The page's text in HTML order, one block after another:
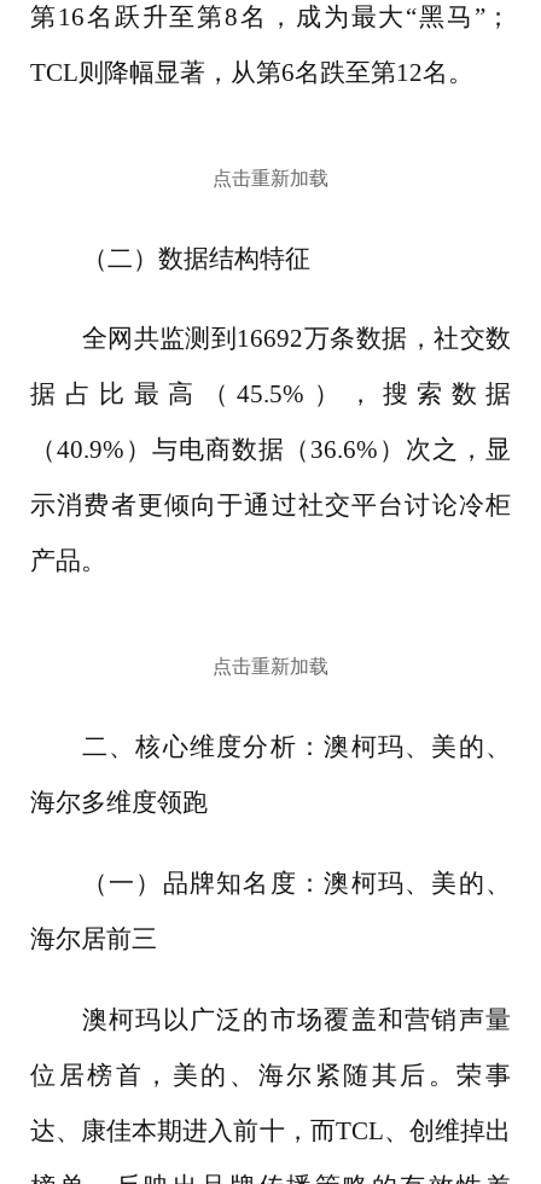
第16名跃升至第8名，成为最大“黑马”；
TCL则降幅显著，从第6名跌至第12名。
点击重新加载
（二）数据结构特征
全网共监测到 16692万条数据，社交数
据占比最高（45.5%），搜索数据
（40.9%）与电商数据（36.6%）次之，显
示消费者更倾向于通过社交平台讨论冷柜
产品。
点击重新加载
二、核心维度分析：澳柯玛、美的、
海尔多维度领跑
（一）品牌知名度：澳柯玛、美的、
海尔居前三
澳柯玛以广泛的市场覆盖和营销声量
位居榜首，美的、海尔紧随其后。荣事
达、康佳本期进入前十，而TCL、创维掉出